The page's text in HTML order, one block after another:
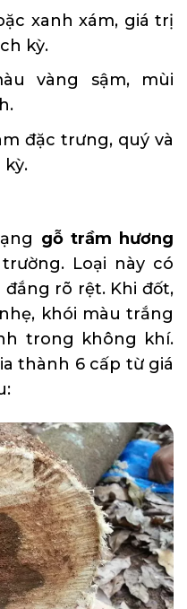
xanh xám, giá trị
kỳ.
vàng sậm, mùi
đặc trưng, quý và
kỳ.
gỗ trầm hương
Loại này có
rõ rệt. Khi đốt,
khói màu trắng
trong không khí.
thành 6 cấp từ giá